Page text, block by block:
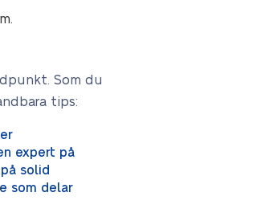
Som du
tips:
expert på
solid
som delar